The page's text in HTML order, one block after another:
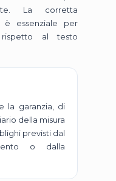
La corretta
è essenziale per
al testo
la garanzia, di
della misura
previsti dal
o dalla